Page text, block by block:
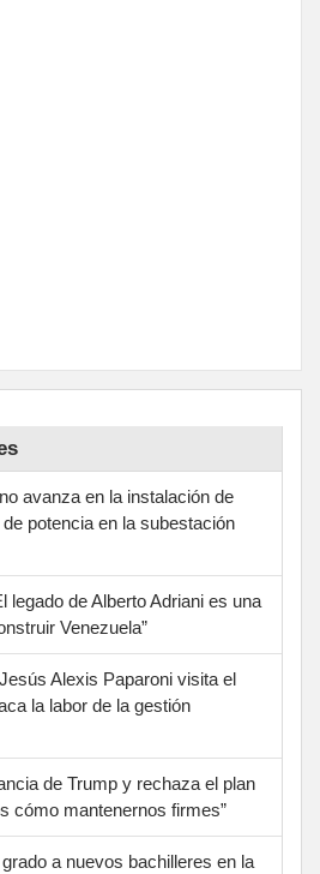
avanza en la instalación de
potencia en la subestación
legado de Alberto Adriani es una
Venezuela”
Alexis Paparoni visita el
la labor de la gestión
de Trump y rechaza el plan
cómo mantenernos firmes”
a nuevos bachilleres en la